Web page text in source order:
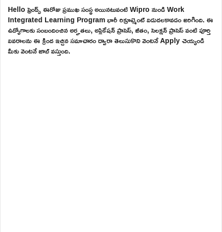
Hello ఫ్రెండ్స్ ఈరోజు ప్రముఖ సంస్థ అయినటువంటి Wipro నుండి Work
Integrated Learning Program భారీ రిక్రూట్మెంట్ విడుదలకావడం జరిగింది. ఈ
ఉద్యోగాలకు సంబందించిన అర్హతలు, అప్లికేషన్ ప్రాసెస్, జీతం, సెలక్షన్ ప్రాసెస్ వంటి పూర్తి
వివరాలను ఈ క్రింద ఇచ్చిన సమాచారం ద్వారా తెలుసుకొని వెంటనే Apply చెయ్యండి
మీకు వెంటనే జాబ్ వస్తుంది.